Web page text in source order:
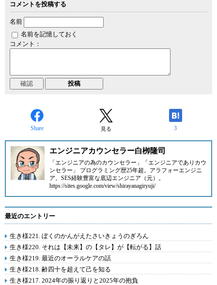
コメントを投稿する
名前
名前を記憶しておく
コメント：
Share 見る 3
エンジニアカウンセラー白栁隆司
「エンジニアの為のカウンセラー」「エンジニアでありカウ
ンセラー」 プログラミング歴25年超。アラフォーエンジニ
ア。SES経験豊富な底辺エンジニア（元）。
https://sites.google.com/view/shirayanagiryuji/
最近のエントリー
生き様221. ぼくのかんがえたさいきょうのぎろん
生き様220. それは【未来】の【タレ】が【転がる】話
生き様219. 最近のオーラルケアの話
生き様218. 齢四十を超えて己を知る
生き様217. 2024年の振り返りと2025年の抱負